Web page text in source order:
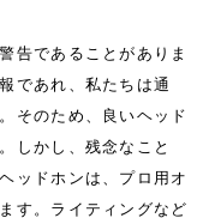
告であることがありま
であれ、私たちは通
そのため、良いヘッド
しかし、残念なこと
ッドホンは、プロ用オ
す。ライティングなど